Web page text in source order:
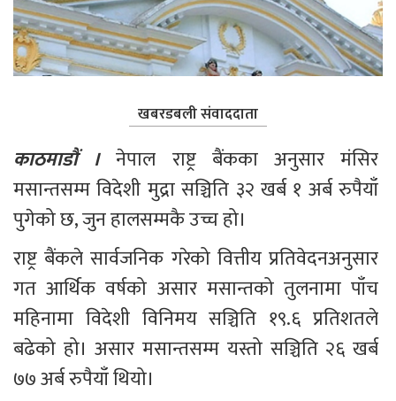
खबरडबली संवाददाता
काठमाडौं । नेपाल राष्ट्र बैंकका अनुसार मंसिर
मसान्तसम्म विदेशी मुद्रा सञ्चिति ३२ खर्ब १ अर्ब रुपैयाँ
पुगेको छ, जुन हालसम्मकै उच्च हो।
राष्ट्र बैंकले सार्वजनिक गरेको वित्तीय प्रतिवेदनअनुसार
गत आर्थिक वर्षको असार मसान्तको तुलनामा पाँच
महिनामा विदेशी विनिमय सञ्चिति १९.६ प्रतिशतले
बढेको हो। असार मसान्तसम्म यस्तो सञ्चिति २६ खर्ब
७७ अर्ब रुपैयाँ थियो।